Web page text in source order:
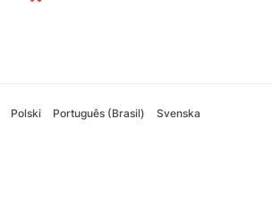
Polski Português (Brasil) Svenska